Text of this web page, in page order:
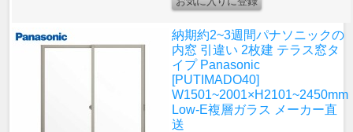
納期約2~3週間パナソニックの
内窓 引違い 2枚建 テラス窓タ
イプ Panasonic
[PUTIMADO40]
W1501~2001×H2101~2450mm
Low-E複層ガラス メーカー直
送